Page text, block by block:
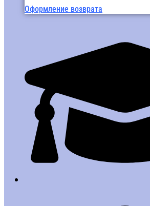
Оформление возврата